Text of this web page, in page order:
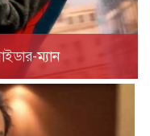
ম্যান